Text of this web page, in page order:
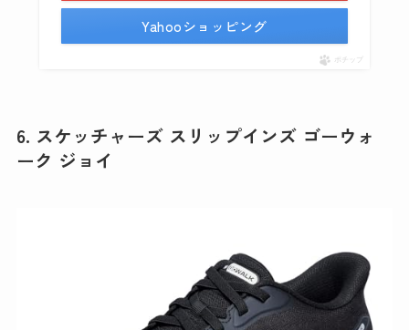
Yahooショッピング
ポチップ
6. スケッチャーズ スリップインズ ゴーウォ
ーク ジョイ